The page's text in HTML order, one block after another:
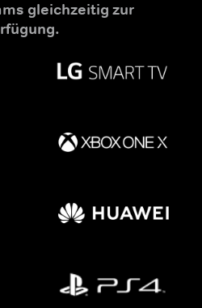
gleichzeitig zur